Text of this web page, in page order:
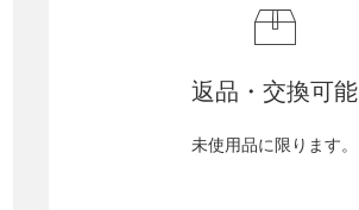
返品・交換可能
未使用品に限ります。